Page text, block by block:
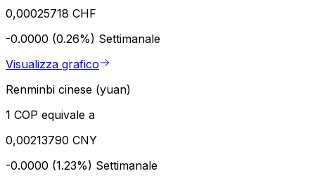
0,00025718 CHF
-0.0000 (0.26%) Settimanale
Visualizza grafico
Renminbi cinese (yuan)
1 COP equivale a
0,00213790 CNY
-0.0000 (1.23%) Settimanale